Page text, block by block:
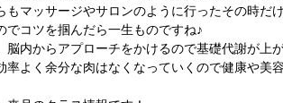
もマッサージやサロンのように行ったその時だ
でコツを掴んだら一生ものですね♪
脳内からアプローチをかけるので基礎代謝が上
率よく余分な肉はなくなっていくので健康や美